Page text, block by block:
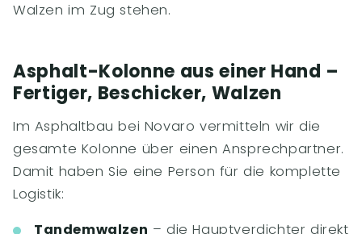
Walzen im Zug stehen.
Asphalt-Kolonne aus einer Hand –
Fertiger, Beschicker, Walzen
Im Asphaltbau bei Novaro vermitteln wir die
gesamte Kolonne über einen Ansprechpartner.
Damit haben Sie eine Person für die komplette
Logistik:
Tandemwalzen – die Hauptverdichter direkt